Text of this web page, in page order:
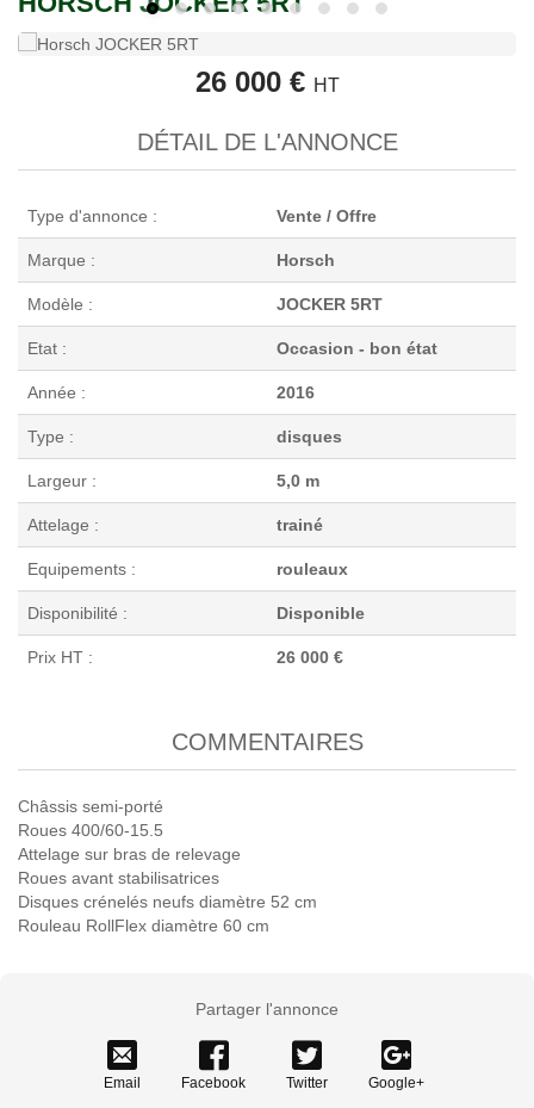
26 000 € HT
DÉTAIL DE L'ANNONCE
Type d'annonce : Vente / Offre
Marque : Horsch
Modèle : JOCKER 5RT
Etat : Occasion - bon état
Année : 2016
Type : disques
Largeur : 5,0 m
Attelage : trainé
Equipements : rouleaux
Disponibilité : Disponible
Prix HT : 26 000 €
COMMENTAIRES
Châssis semi-porté
Roues 400/60-15.5
Attelage sur bras de relevage
Roues avant stabilisatrices
Disques crénelés neufs diamètre 52 cm
Rouleau RollFlex diamètre 60 cm
Partager l'annonce
Email Facebook Twitter Google+